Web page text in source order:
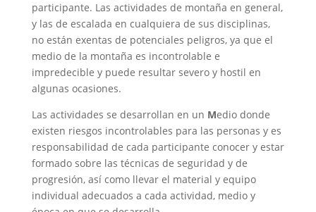
participante. Las actividades de montaña en general,
y las de escalada en cualquiera de sus disciplinas,
no están exentas de potenciales peligros, ya que el
medio de la montaña es incontrolable e
impredecible y puede resultar severo y hostil en
algunas ocasiones.
Las actividades se desarrollan en un Medio donde
existen riesgos incontrolables para las personas y es
responsabilidad de cada participante conocer y estar
formado sobre las técnicas de seguridad y de
progresión, así como llevar el material y equipo
individual adecuados a cada actividad, medio y